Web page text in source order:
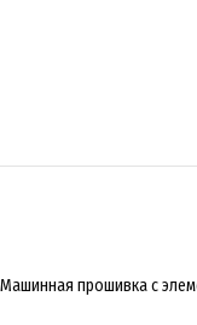
Машинная прошивка с